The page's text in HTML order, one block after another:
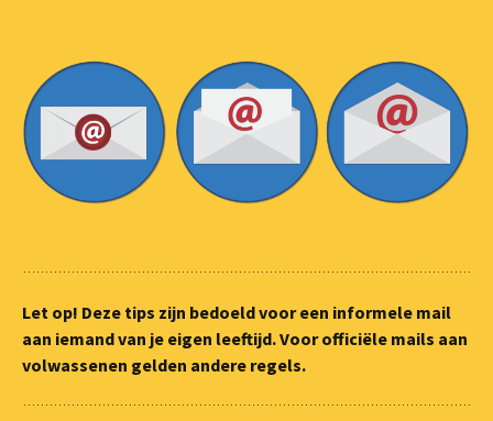
Let op! Deze tips zijn bedoeld voor een informele mail
aan iemand van je eigen leeftijd. Voor officiële mails aan
volwassenen gelden andere regels.